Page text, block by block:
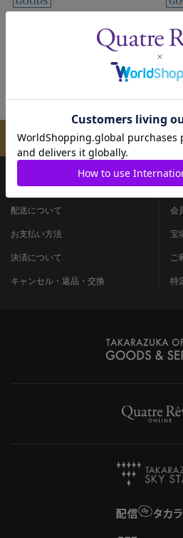
カートに入れる
メールマガジン
ご購入方法
配送について
お支払い方法
決済について
キャンセル・返品・交換
よ
会
宝
ご
特